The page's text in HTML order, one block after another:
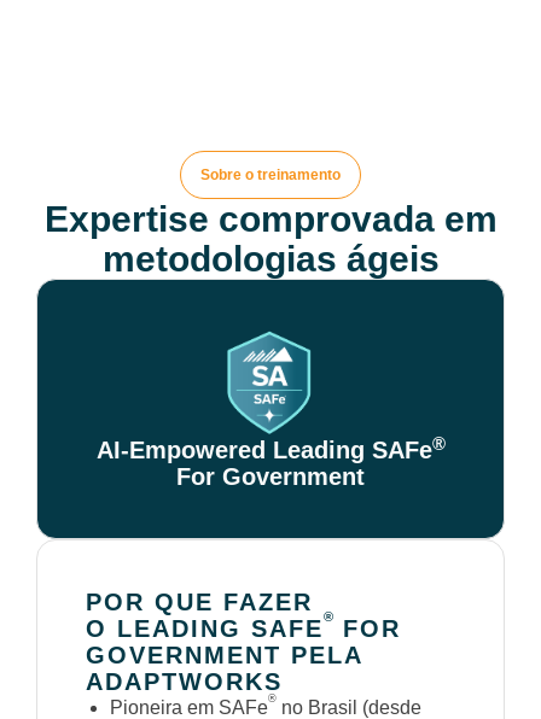
Sobre o treinamento
Expertise comprovada em
metodologias ágeis
AI-Empowered Leading SAFe®
For Government
POR QUE FAZER
O LEADING SAFE®
FOR
GOVERNMENT PELA
ADAPTWORKS
Pioneira em SAFe® no Brasil (desde